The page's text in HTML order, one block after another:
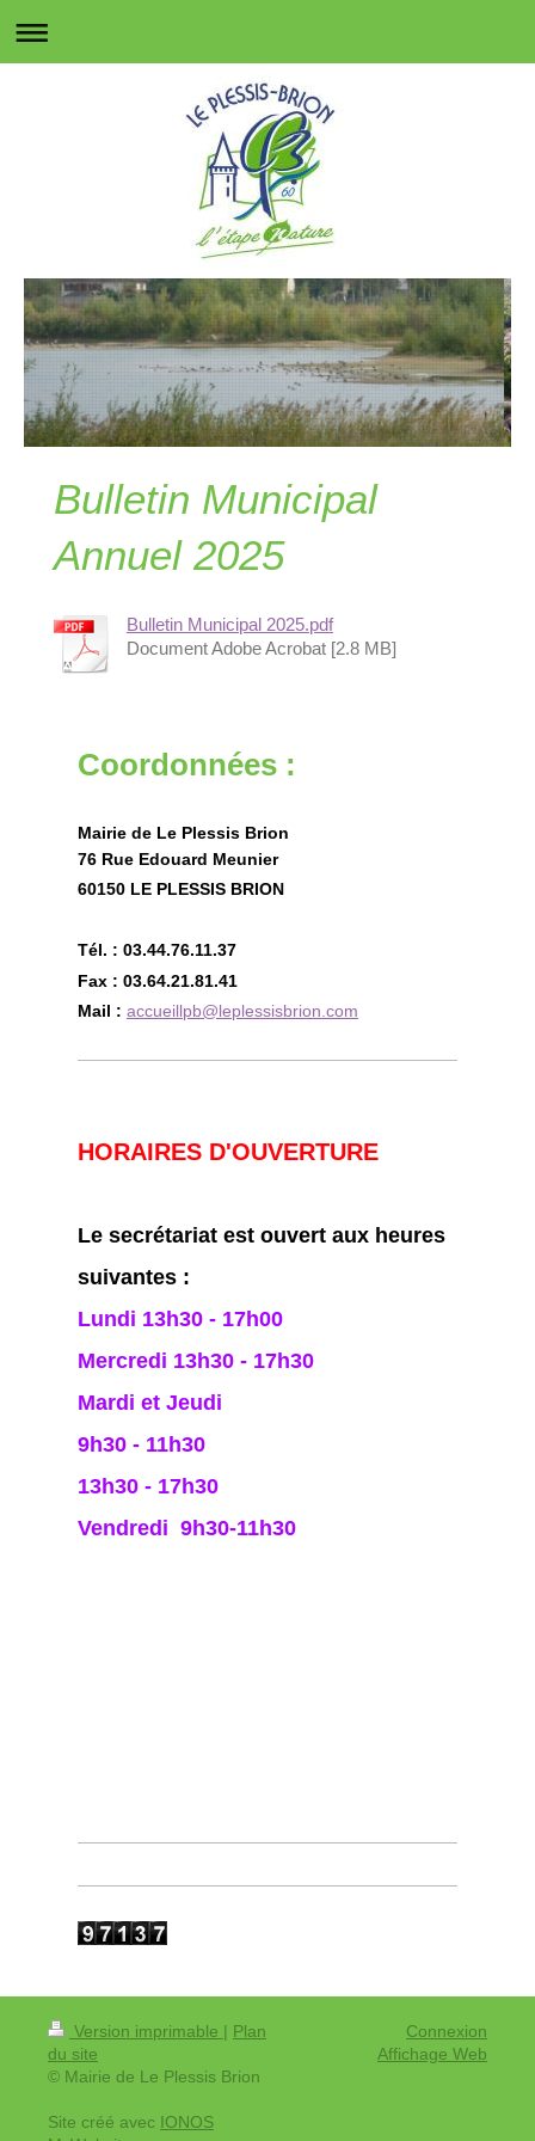
Bulletin Municipal
Annuel 2025
Bulletin Municipal 2025.pdf
Document Adobe Acrobat [2.8 MB]
Coordonnées :
Mairie de Le Plessis Brion
76 Rue Edouard Meunier
60150 LE PLESSIS BRION
Tél. : 03.44.76.11.37
Fax : 03.64.21.81.41
Mail : accueillpb@leplessisbrion.com
HORAIRES D'OUVERTURE
Le secrétariat est ouvert aux heures
suivantes :
Lundi 13h30 - 17h00
Mercredi 13h30 - 17h30
Mardi et Jeudi
9h30 - 11h30
13h30 - 17h30
Vendredi 9h30-11h30
Version imprimable | Plan
du site
© Mairie de Le Plessis Brion
Site créé avec IONOS
Connexion
Affichage Web